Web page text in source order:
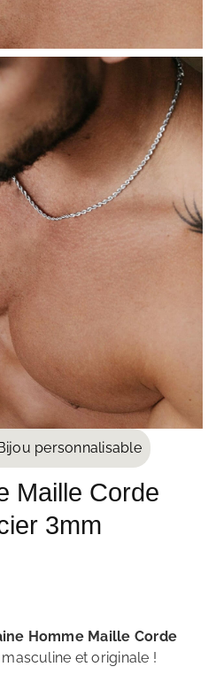
personnalisable
Maille Corde
3mm
Homme Maille Corde
masculine et originale !